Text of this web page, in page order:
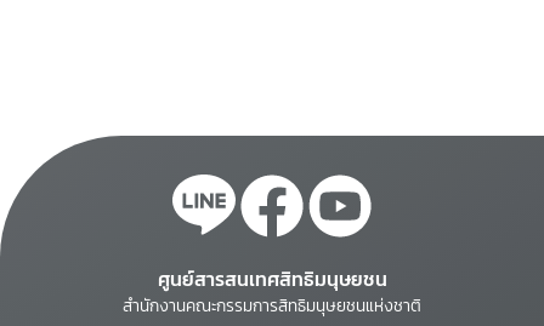
ศูนย์สารสนเทศสิทธิมนุษยชน
สำนักงานคณะกรรมการสิทธิมนุษยชนแห่งชาติ